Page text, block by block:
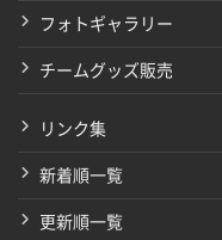
フォトギャラリー
チームグッズ販売
リンク集
新着順一覧
更新順一覧